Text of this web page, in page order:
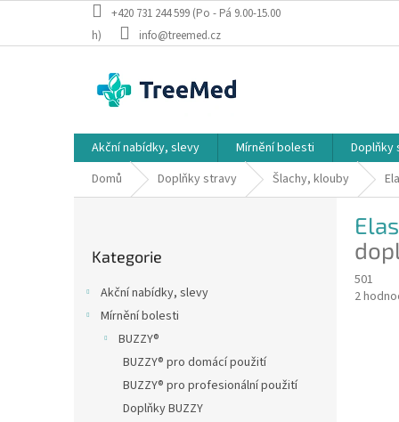
obsah
+420 731 244 599 (Po - Pá 9.00-15.00
h)
info@treemed.cz
Akční nabídky, slevy Mírnění bolesti Doplňky
Domů
Doplňky stravy Šlachy, klouby
kategorie
Kategorie
Akční nabídky, slevy
Mírnění bolesti
BUZZY®
BUZZY® pro domácí použití
BUZZY® pro profesionální použití
Doplňky BUZZY
501
2